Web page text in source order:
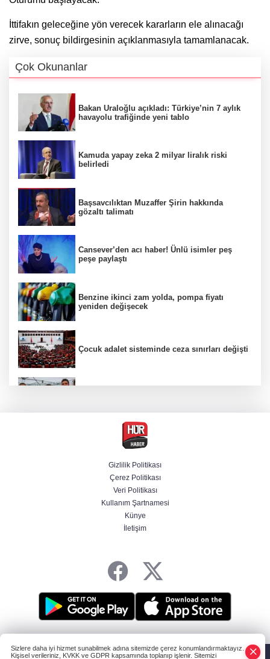
İttifakın geleceğine yön verecek kararların ele alınacağı
zirve, sonuç bildirgesinin açıklanmasıyla tamamlanacak.
Çok Okunanlar
Bakan Uraloğlu açıkladı: Türkiye’nin 7 aylık
havayolu trafiğinde yeni tablo
Kamuda yapay zeka 2 milyar liralık riski
belirledi
Başsavcılıktan Muzaffer Şirin hakkında
gözaltı talimatı
Cansever’den acı haber! Ünlü isimler peş
peşe paylaştı
Benzine ikinci zam yolda, pompa fiyatı
yeniden değişecek
Çocuk adalet sisteminde ceza sınırları değişti
Bakan Göktaş: Ülkemize, milletimize, şehit
ailelerimize ve kahraman gazilerimize hayırlı
Terörsüz Türkiye yasa teklifi Meclis'te
Bakan Gürlek, Muhsin Yazıcıoğlu'nun ailesini
Gizlilik Politikası
Çerez Politikası
Veri Politikası
Kullanım Şartnamesi
Künye
İletişim
Tüm hakları saklıdır.
Sizlere daha iyi hizmet sunabilmek adına sitemizde çerez konumlandırmaktayız.
Kişisel verileriniz, KVKK ve GDPR kapsamında toplanıp işlenir. Sitemizi